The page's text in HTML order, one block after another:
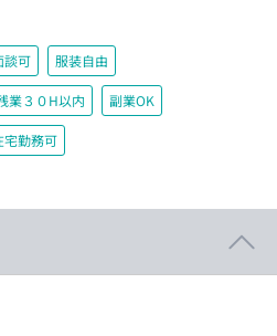
談可 服装自由
業３０H以内 副業OK
宅勤務可